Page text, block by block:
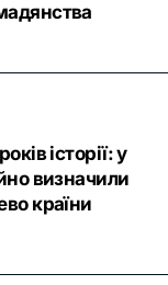
історії: у
визначили
країни